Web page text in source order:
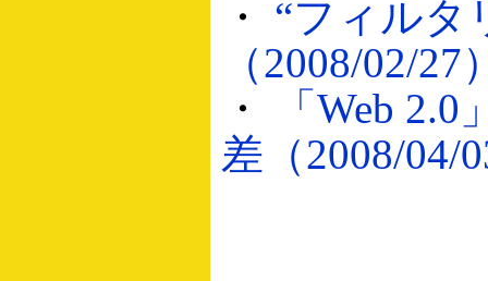
・ “フィルタ
（2008/02/27
・
「Web
差（2008/04/